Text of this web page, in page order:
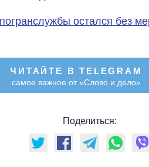
остался без
ЧИТАЙТЕ В TELEGRAM
самое важное от «Слово и дело»
Поделиться: